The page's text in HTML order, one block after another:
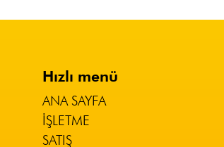
Hızlı menü
ANA SAYFA
İŞLETME
SATIŞ